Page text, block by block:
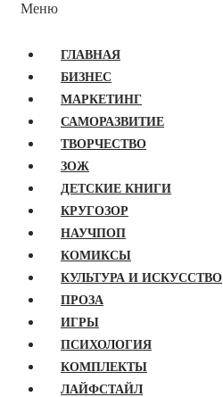
Меню
ГЛАВНАЯ
БИЗНЕС
МАРКЕТИНГ
САМОРАЗВИТИЕ
ТВОРЧЕСТВО
ЗОЖ
ДЕТСКИЕ КНИГИ
КРУГОЗОР
НАУЧПОП
КОМИКСЫ
КУЛЬТУРА И ИСКУССТВО
ПРОЗА
ИГРЫ
ПСИХОЛОГИЯ
КОМПЛЕКТЫ
ЛАЙФСТАЙЛ